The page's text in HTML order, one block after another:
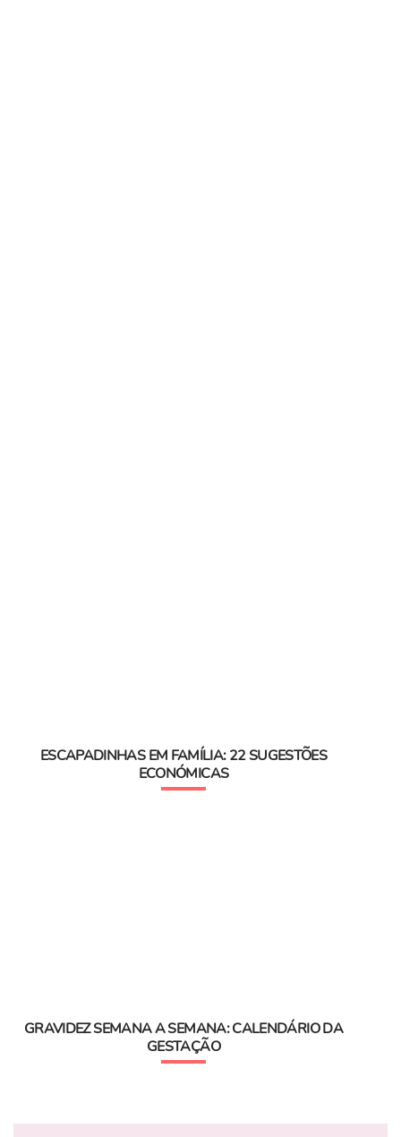
ESCAPADINHAS EM FAMÍLIA: 22 SUGESTÕES
ECONÓMICAS
GRAVIDEZ SEMANA A SEMANA: CALENDÁRIO DA
GESTAÇÃO